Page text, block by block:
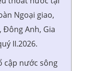
Ngoại giao,
Đông Anh, Gia
II.2026.
cập nước sông